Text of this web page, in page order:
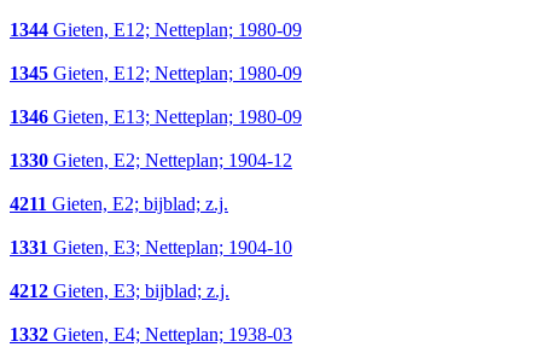
1344 Gieten, E12; Netteplan; 1980-09
1345 Gieten, E12; Netteplan; 1980-09
1346 Gieten, E13; Netteplan; 1980-09
1330 Gieten, E2; Netteplan; 1904-12
4211 Gieten, E2; bijblad; z.j.
1331 Gieten, E3; Netteplan; 1904-10
4212 Gieten, E3; bijblad; z.j.
1332 Gieten, E4; Netteplan; 1938-03